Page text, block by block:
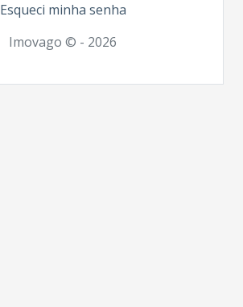
Esqueci minha senha
Imovago © - 2026